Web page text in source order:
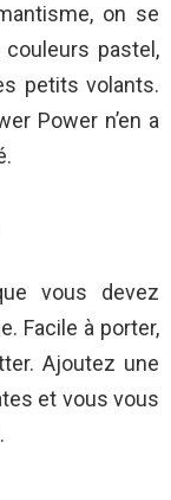
on se
pastel,
petits volants.
Power n’en a
vous devez
Facile à porter,
Ajoutez une
et vous vous